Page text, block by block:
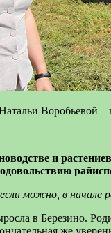
Воробьевой –
и
можно, в начале
в Березино.
же